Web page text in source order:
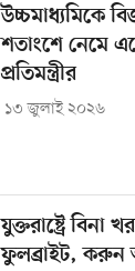
উচ্চমাধ্যমিকে
শতাংশে নেমে
প্রতিমন্ত্রীর
১৩ জুলাই ২০২৬
যুক্তরাষ্ট্রে বিনা
ফুলব্রাইট,